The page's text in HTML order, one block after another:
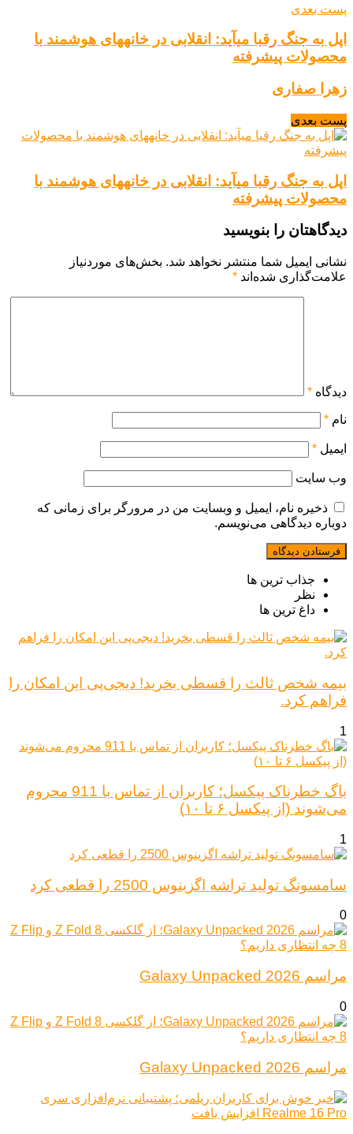
پست بعدی
اپل به جنگ رقبا میآید: انقلابی در خانههای هوشمند با
محصولات پیشرفته
زهرا صفاری
پست بعدی
اپل به جنگ رقبا میآید: انقلابی در خانههای هوشمند با
محصولات پیشرفته
دیدگاهتان را بنویسید
نشانی ایمیل شما منتشر نخواهد شد. بخش‌های موردنیاز
علامت‌گذاری شده‌اند *
دیدگاه *
نام *
ایمیل *
وب‌ سایت
ذخیره نام، ایمیل و وبسایت من در مرورگر برای زمانی که
دوباره دیدگاهی می‌نویسم.
جذاب ترین ها
نظر
داغ ترین ها
بیمه شخص ثالث را قسطی بخرید! دیجی‌پی این امکان را
فراهم کرد.
1
باگ خطرناک پیکسل؛ کاربران از تماس با 911 محروم
می‌شوند (از پیکسل ۶ تا ۱۰)
1
سامسونگ تولید تراشه اگزینوس 2500 را قطعی کرد
0
مراسم Galaxy Unpacked 2026
0
مراسم Galaxy Unpacked 2026